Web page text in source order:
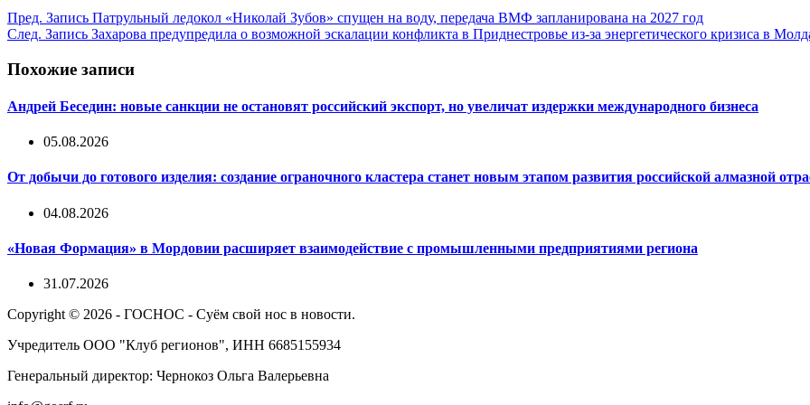
Пред. Запись Патрульный ледокол «Николай Зубов» спущен на воду, передача ВМФ запланирована на 2027 год
След. Запись Захарова предупредила о возможной эскалации конфликта в Приднестровье из-за энергетического кризиса в
Похожие записи
Андрей Беседин: новые санкции не остановят российский экспорт, но увеличат издержки международного бизнеса
05.08.2026
От добычи до готового изделия: создание ограночного кластера станет новым этапом развития российской алмазной
04.08.2026
«Новая Формация» в Мордовии расширяет взаимодействие с промышленными предприятиями региона
31.07.2026
Copyright © 2026 - ГОСНОС - Суём свой нос в новости.
Учредитель ООО "Клуб регионов", ИНН 6685155934
Генеральный директор: Чернокоз Ольга Валерьевна